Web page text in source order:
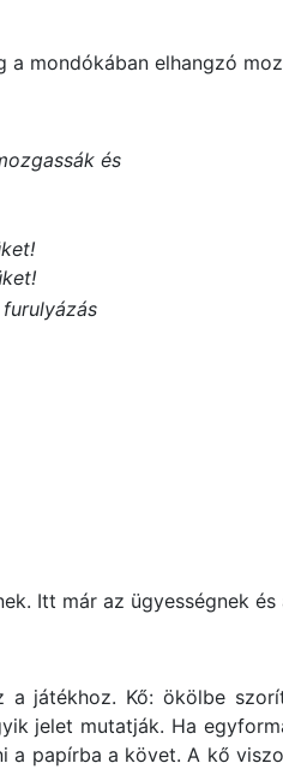
a mondókában elhangzó
és
Itt már az ügyességnek
a játékhoz. Kő: ökölbe
jelet mutatják. Ha
a papírba a követ. A kő